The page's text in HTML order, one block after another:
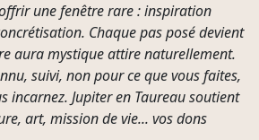
une fenêtre rare : inspiration
Chaque pas posé devient
aura mystique attire naturellement.
suivi, non pour ce que vous faites,
incarnez. Jupiter en Taureau soutient
art, mission de vie... vos dons